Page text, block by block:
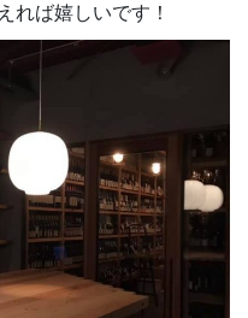
れば嬉しいです！